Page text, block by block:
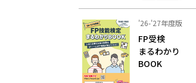
'26-'27年度版
FP受検
まるわかり
BOOK